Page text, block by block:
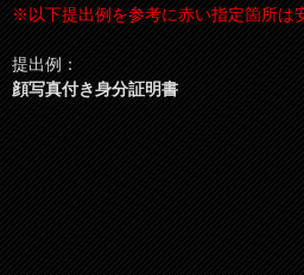
※以下提出例を参考に赤い指定箇所は
提出例：
顔写真付き身分証明書